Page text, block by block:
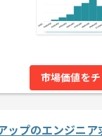
市場価値を
ップのエンジニ